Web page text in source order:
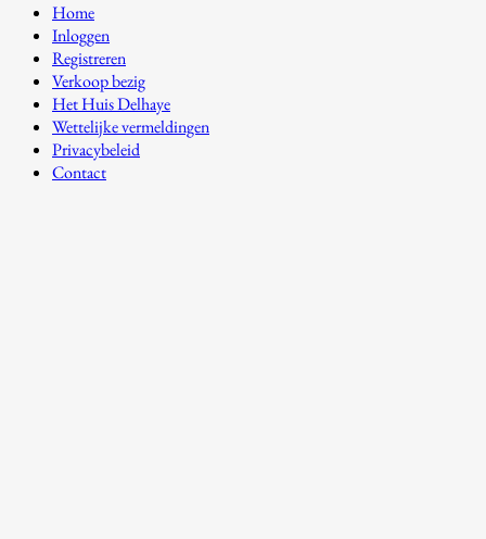
Home
Inloggen
Registreren
Verkoop bezig
Het Huis Delhaye
Wettelijke vermeldingen
Privacybeleid
Contact